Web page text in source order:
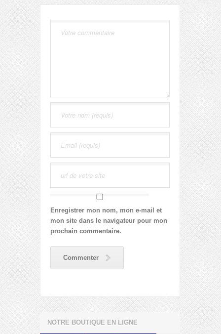
Enregistrer mon nom, mon e-mail et
mon site dans le navigateur pour mon
prochain commentaire.
Commenter
NOTRE BOUTIQUE EN LIGNE